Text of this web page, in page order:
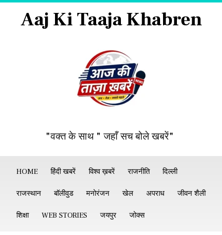
Aaj Ki Taaja Khabren
"वक्त के साथ " जहाँ सच बोले खबरें"
HOME हिंदी खबरें विश्व ख़बरें राजनीति दिल्ली
राजस्थान बॉलीवुड मनोरंजन खेल अपराध जीवन शैली
शिक्षा WEB STORIES जयपुर जोक्स